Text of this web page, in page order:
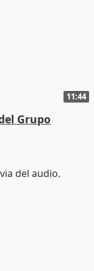
11:44
Grupo